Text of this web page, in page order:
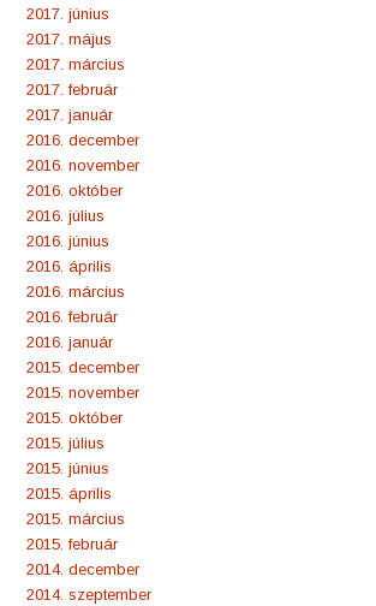
2017. június
2017. május
2017. március
2017. február
2017. január
2016. december
2016. november
2016. október
2016. július
2016. június
2016. április
2016. március
2016. február
2016. január
2015. december
2015. november
2015. október
2015. július
2015. június
2015. április
2015. március
2015. február
2014. december
2014. szeptember